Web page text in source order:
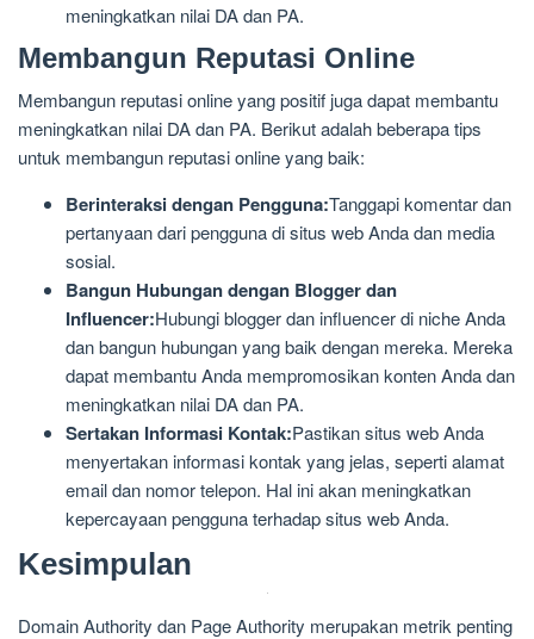
meningkatkan nilai DA dan PA.
Membangun Reputasi Online
Membangun reputasi online yang positif juga dapat membantu
meningkatkan nilai DA dan PA. Berikut adalah beberapa tips
untuk membangun reputasi online yang baik:
Berinteraksi dengan Pengguna:Tanggapi komentar dan
pertanyaan dari pengguna di situs web Anda dan media
sosial.
Bangun Hubungan dengan Blogger dan
Influencer:Hubungi blogger dan influencer di niche Anda
dan bangun hubungan yang baik dengan mereka. Mereka
dapat membantu Anda mempromosikan konten Anda dan
meningkatkan nilai DA dan PA.
Sertakan Informasi Kontak:Pastikan situs web Anda
menyertakan informasi kontak yang jelas, seperti alamat
email dan nomor telepon. Hal ini akan meningkatkan
kepercayaan pengguna terhadap situs web Anda.
Kesimpulan
Domain Authority dan Page Authority merupakan metrik penting